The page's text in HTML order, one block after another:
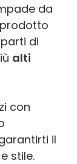
da
di
alti
con
il
stile.